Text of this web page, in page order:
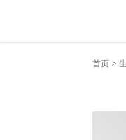
首页 >